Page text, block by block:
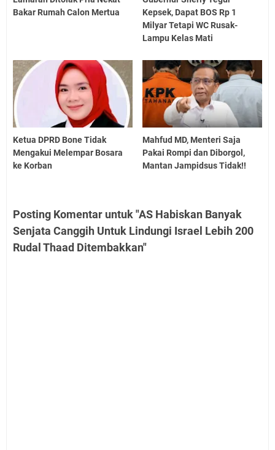
Bakar Rumah Calon Mertua
Kepsek, Dapat BOS Rp 1
Milyar Tetapi WC Rusak-
Lampu Kelas Mati
Ketua DPRD Bone Tidak
Mengakui Melempar Bosara
ke Korban
Mahfud MD, Menteri Saja
Pakai Rompi dan Diborgol,
Mantan Jampidsus Tidak!!
Posting Komentar untuk "AS Habiskan Banyak
Senjata Canggih Untuk Lindungi Israel Lebih 200
Rudal Thaad Ditembakkan"